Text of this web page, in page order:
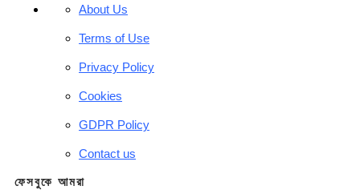
About Us
Terms of Use
Privacy Policy
Cookies
GDPR Policy
Contact us
ফেসবুকে আমরা